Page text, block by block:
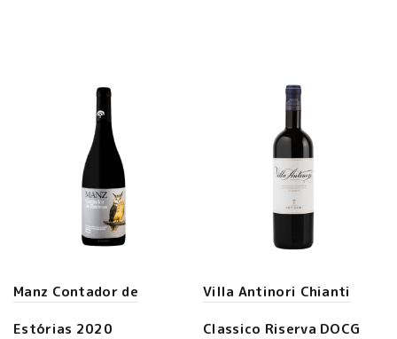
Manz Contador de
Estórias 2020
Villa Antinori Chianti
Classico Riserva DOCG